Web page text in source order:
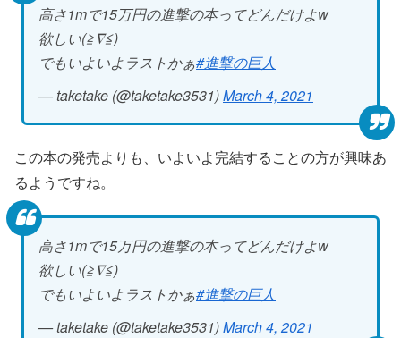
高さ1mで15万円の進撃の本ってどんだけよw
欲しい(≧∇≦)
でもいよいよラストかぁ#進撃の巨人
— taketake (@taketake3531)March 4, 2021
この本の発売よりも、いよいよ完結することの方が興味あ
るようですね。
高さ1mで15万円の進撃の本ってどんだけよw
欲しい(≧∇≦)
でもいよいよラストかぁ#進撃の巨人
— taketake (@taketake3531)March 4, 2021